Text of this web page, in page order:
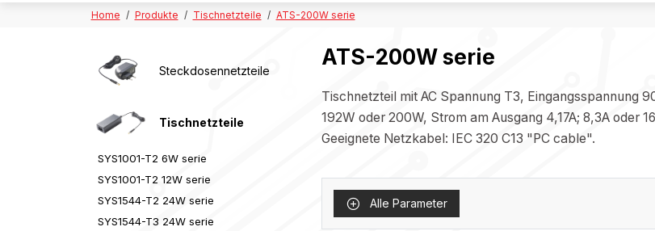
Home Produkte Tischnetzteile ATS-200W serie
Steckdosennetzteile
Tischnetzteile
SYS1001-T2 6W serie
SYS1001-T2 12W serie
SYS1544-T2 24W serie
SYS1544-T3 24W serie
ATS-200W serie
Tischnetzteil mit AC Spannung Т3, Eingangsspannung
192W oder 200W, Strom am Ausgang 4,17A; 8,3A oder
Geeignete Netzkabel: IEC 320 C13 "PC cable".
Alle Parameter